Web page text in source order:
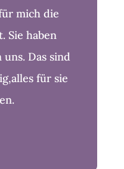
mich die
Sie haben
Das sind
für sie